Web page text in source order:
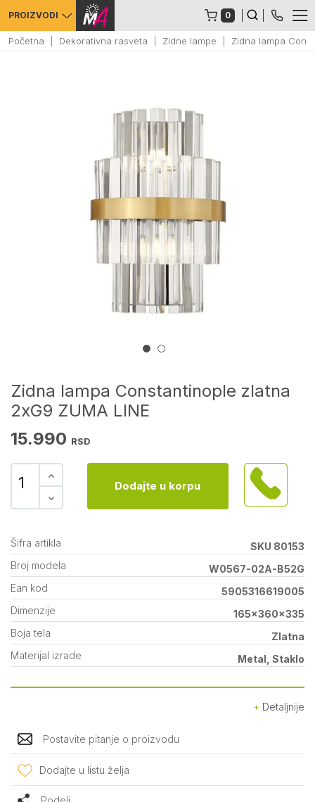
PROIZVODI 0
Početna Dekorativna rasveta Zidne lampe Zidna lampa
Zidna lampa Constantinople zlatna
2xG9 ZUMA LINE
15.990 RSD
Dodajte u korpu
Šifra artikla
SKU 80153
Broj modela
W0567-02A-B52G
Ean kod
5905316619005
Dimenzije
165x360x335
Boja tela
Zlatna
Materijal izrade
Metal, Staklo
Detaljnije
Postavite pitanje o proizvodu
Dodajte u listu želja